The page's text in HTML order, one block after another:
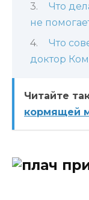
Что
не
Что
доктор
Читайте
кормящей